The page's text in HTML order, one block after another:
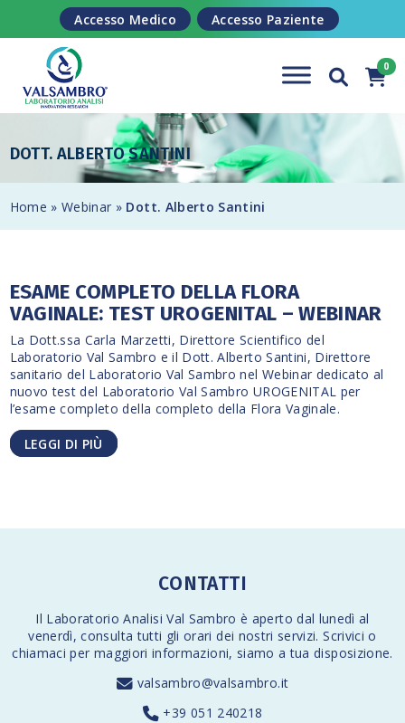
Salta al contenuto
Accesso Medico Accesso Paziente
DOTT. ALBERTO SANTINI
Home » Webinar » Dott. Alberto Santini
ESAME COMPLETO DELLA FLORA
VAGINALE: TEST UROGENITAL – WEBINAR
La Dott.ssa Carla Marzetti, Direttore Scientifico del
Laboratorio Val Sambro e il Dott. Alberto Santini, Direttore
sanitario del Laboratorio Val Sambro nel Webinar dedicato al
nuovo test del Laboratorio Val Sambro UROGENITAL per
l’esame completo della completo della Flora Vaginale.
LEGGI DI PIÙ
CONTATTI
Il Laboratorio Analisi Val Sambro è aperto dal lunedì al
venerdì,consulta tutti gli orari dei nostri servizi. Scrivici o
chiamaci per maggiori informazioni, siamo a tua disposizione.
valsambro@valsambro.it
+39 051 240218